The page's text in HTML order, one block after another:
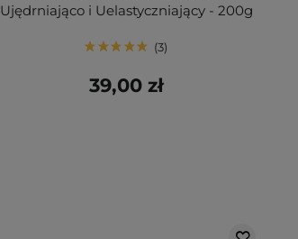
Ujędrniająco i Uelastyczniający - 200g
3
39,00 zł